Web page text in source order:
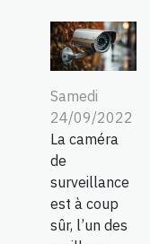
Samedi
24/09/2022
La caméra
de
surveillance
est à coup
sûr, l’un des